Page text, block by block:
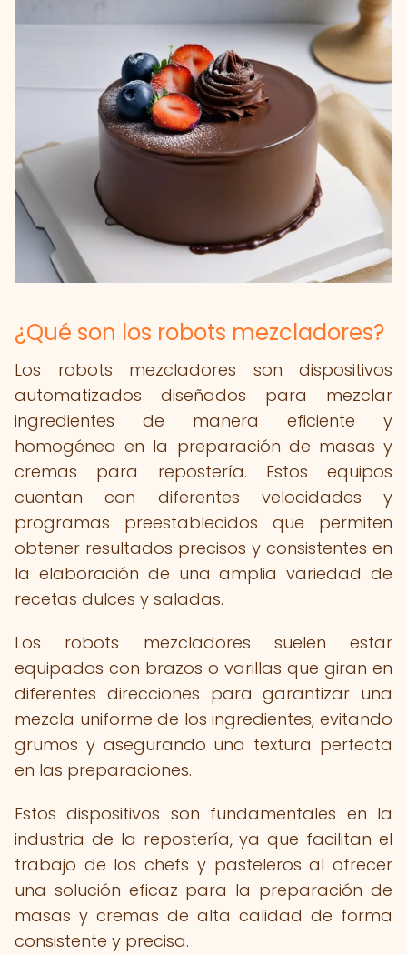
¿Qué son los robots mezcladores?
Los robots mezcladores son dispositivos
automatizados diseñados para mezclar
ingredientes de manera eficiente y
homogénea en la preparación de masas y
cremas para repostería. Estos equipos
cuentan con diferentes velocidades y
programas preestablecidos que permiten
obtener resultados precisos y consistentes en
la elaboración de una amplia variedad de
recetas dulces y saladas.
Los robots mezcladores suelen estar
equipados con brazos o varillas que giran en
diferentes direcciones para garantizar una
mezcla uniforme de los ingredientes, evitando
grumos y asegurando una textura perfecta
en las preparaciones.
Estos dispositivos son fundamentales en la
industria de la repostería, ya que facilitan el
trabajo de los chefs y pasteleros al ofrecer
una solución eficaz para la preparación de
masas y cremas de alta calidad de forma
consistente y precisa.